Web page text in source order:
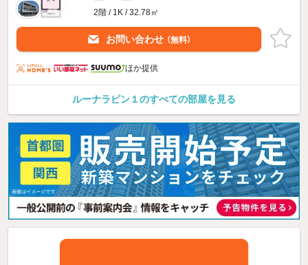
2階 / 1K / 32.78㎡
お問い合わせ （無料）
ほか提供
ルーナラピン１のすべての部屋を見る